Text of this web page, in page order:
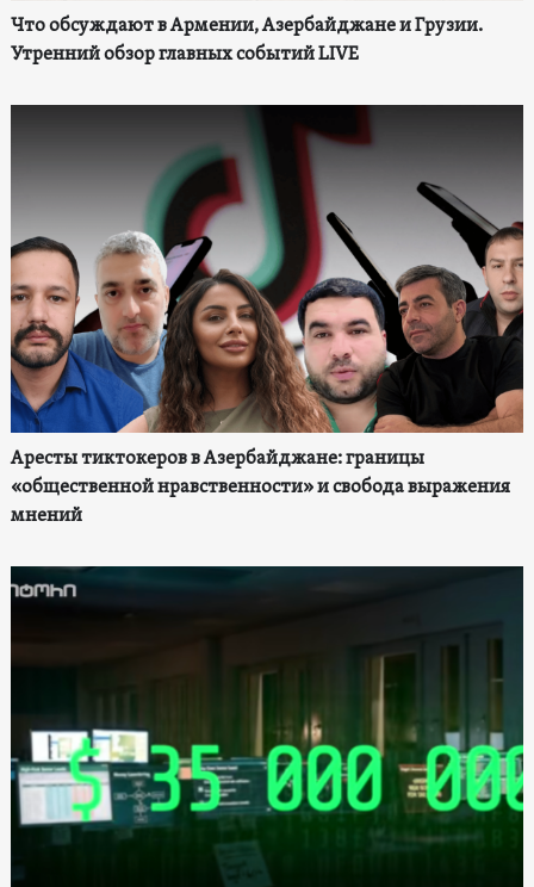
Что обсуждают в Армении, Азербайджане и Грузии.
Утренний обзор главных событий LIVE
Аресты тиктокеров в Азербайджане: границы
«общественной нравственности» и свобода выражения
мнений